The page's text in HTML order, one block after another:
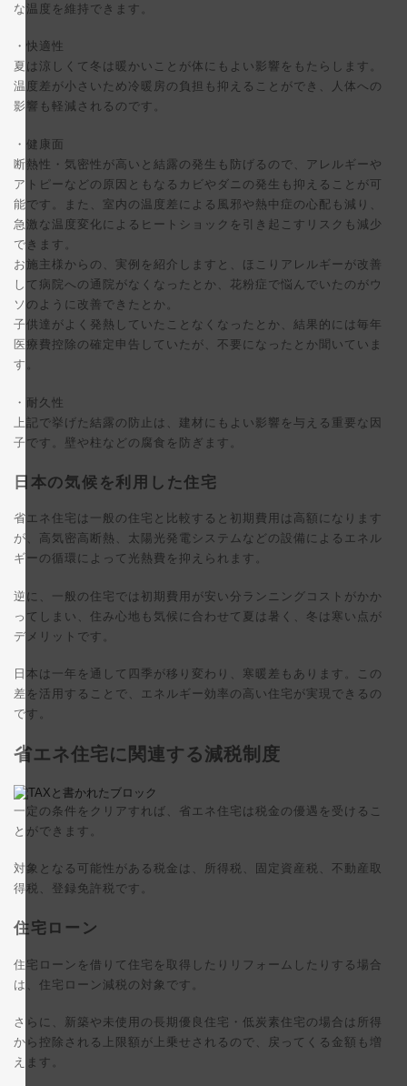
な温度を維持できます。
・快適性
夏は涼しくて冬は暖かいことが体にもよい影響をもたらします。
温度差が小さいため冷暖房の負担も抑えることができ、人体への
影響も軽減されるのです。
・健康面
断熱性・気密性が高いと結露の発生も防げるので、アレルギーや
アトピーなどの原因ともなるカビやダニの発生も抑えることが可
能です。また、室内の温度差による風邪や熱中症の心配も減り、
急激な温度変化によるヒートショックを引き起こすリスクも減少
できます。
お施主様からの、実例を紹介しますと、ほこりアレルギーが改善
して病院への通院がなくなったとか、花粉症で悩んでいたのがウ
ソのように改善できたとか。
子供達がよく発熱していたことなくなったとか、結果的には毎年
医療費控除の確定申告していたが、不要になったとか聞いていま
す。
・耐久性
上記で挙げた結露の防止は、建材にもよい影響を与える重要な因
子です。壁や柱などの腐食を防ぎます。
日本の気候を利用した住宅
省エネ住宅は一般の住宅と比較すると初期費用は高額になります
が、高気密高断熱、太陽光発電システムなどの設備によるエネル
ギーの循環によって光熱費を抑えられます。
逆に、一般の住宅では初期費用が安い分ランニングコストがかか
ってしまい、住み心地も気候に合わせて夏は暑く、冬は寒い点が
デメリットです。
日本は一年を通して四季が移り変わり、寒暖差もあります。この
差を活用することで、エネルギー効率の高い住宅が実現できるの
です。
省エネ住宅に関連する減税制度
一定の条件をクリアすれば、省エネ住宅は税金の優遇を受けるこ
とができます。
対象となる可能性がある税金は、所得税、固定資産税、不動産取
得税、登録免許税です。
住宅ローン
住宅ローンを借りて住宅を取得したりリフォームしたりする場合
は、住宅ローン減税の対象です。
さらに、新築や未使用の長期優良住宅・低炭素住宅の場合は所得
から控除される上限額が上乗せされるので、戻ってくる金額も増
えます。